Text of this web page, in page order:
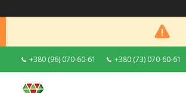
+380 (96) 070-60-61 +380 (73) 070-60-61